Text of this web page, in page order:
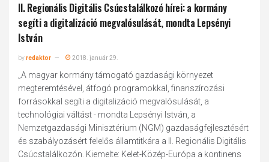
II. Regionális Digitális Csúcstalálkozó hírei: a kormány
segíti a digitalizáció megvalósulását, mondta Lepsényi
István
byredaktor 2018. január 29.
„A magyar kormány támogató gazdasági környezet
megteremtésével, átfogó programokkal, finanszírozási
forrásokkal segíti a digitalizáció megvalósulását, a
technológiai váltást - mondta Lepsényi István, a
Nemzetgazdasági Minisztérium (NGM) gazdaságfejlesztésért
és szabályozásért felelős államtitkára a II. Regionális Digitális
Csúcstalálkozón. Kiemelte: Kelet-Közép-Európa a kontinens